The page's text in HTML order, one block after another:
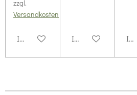
zzgl.
Versandkosten
In den WarenkorbIn den Warenkorb
In